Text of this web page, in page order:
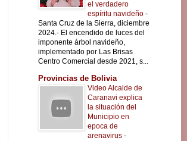
el verdadero
espíritu navideño -
Santa Cruz de la Sierra, diciembre
2024.- El encendido de luces del
imponente árbol navideño,
implementado por Las Brisas
Centro Comercial desde 2021, s...
Provincias de Bolivia
Video Alcalde de
Caranavi explica
la situación del
Municipio en
epoca de
arenavirus -